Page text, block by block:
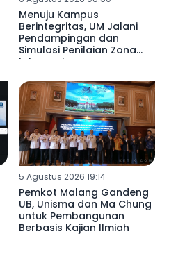
Menuju Kampus
Berintegritas, UM Jalani
Pendampingan dan
Simulasi Penilaian Zona
Integrasi
5 Agustus 2026 19:14
Pemkot Malang Gandeng
UB, Unisma dan Ma Chung
untuk Pembangunan
Berbasis Kajian Ilmiah